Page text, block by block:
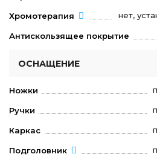
Хромотерапия нет,
Антискользящее покрытие
ОСНАЩЕНИЕ
Ножки
Ручки
Каркас
Подголовник